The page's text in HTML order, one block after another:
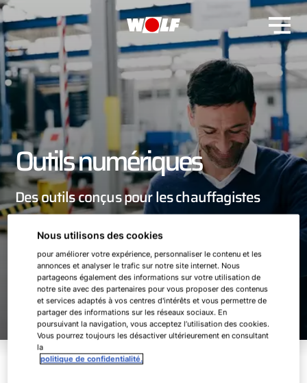
Outils numériques
Des outils conçus pour les chauffagistes
Sommaire
Nous utilisons des cookies
pour améliorer votre expérience, personnaliser le contenu et les
annonces et analyser le trafic sur notre site internet. Nous
partageons également des informations sur votre utilisation de
notre site avec des partenaires pour vous proposer des contenus
et services adaptés à vos centres d'intérêts et vous permettre de
partager des informations sur les réseaux sociaux. En
poursuivant la navigation, vous acceptez l’utilisation des cookies.
Vous pourrez toujours les désactiver ultérieurement en consultant
la
politique de confidentialité.